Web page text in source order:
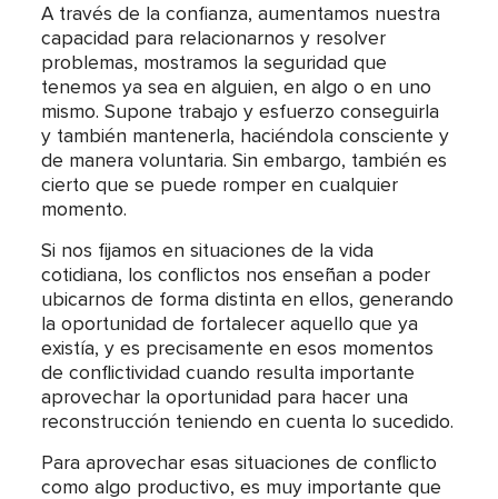
A través de la confianza, aumentamos nuestra
capacidad para relacionarnos y resolver
problemas, mostramos la seguridad que
tenemos ya sea en alguien, en algo o en uno
mismo. Supone trabajo y esfuerzo conseguirla
y también mantenerla, haciéndola consciente y
de manera voluntaria. Sin embargo, también es
cierto que se puede romper en cualquier
momento.
Si nos fijamos en situaciones de la vida
cotidiana, los conflictos nos enseñan a poder
ubicarnos de forma distinta en ellos, generando
la oportunidad de fortalecer aquello que ya
existía, y es precisamente en esos momentos
de conflictividad cuando resulta importante
aprovechar la oportunidad para hacer una
reconstrucción teniendo en cuenta lo sucedido.
Para aprovechar esas situaciones de conflicto
como algo productivo, es muy importante que